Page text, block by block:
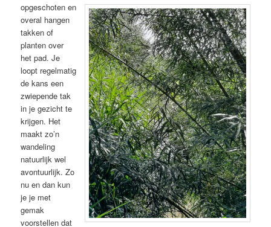
opgeschoten en
overal hangen
takken of
planten over
het pad. Je
loopt regelmatig
de kans een
zwiepende tak
in je gezicht te
krijgen. Het
maakt zo’n
wandeling
natuurlijk wel
avontuurlijk. Zo
nu en dan kun
je je met
gemak
voorstellen dat